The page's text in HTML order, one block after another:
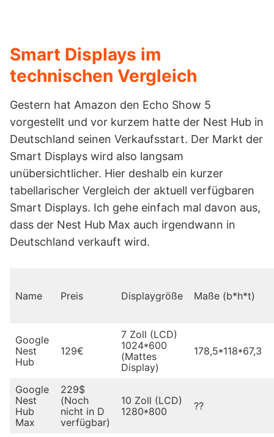
Smart Displays im
technischen Vergleich
Gestern hat Amazon den Echo Show 5
vorgestellt und vor kurzem hatte der Nest Hub in
Deutschland seinen Verkaufsstart. Der Markt der
Smart Displays wird also langsam
unübersichtlicher. Hier deshalb ein kurzer
tabellarischer Vergleich der aktuell verfügbaren
Smart Displays. Ich gehe einfach mal davon aus,
dass der Nest Hub Max auch irgendwann in
Deutschland verkauft wird.
Name Preis Displaygröße Maße (b*h*t)
Google
Nest
Hub
129€
7 Zoll (LCD)
1024*600
(Mattes
Display)
178,5*118*67,3
Google
Nest
Hub
Max
229$
(Noch
nicht in D
verfügbar)
10 Zoll (LCD)
1280*800
??